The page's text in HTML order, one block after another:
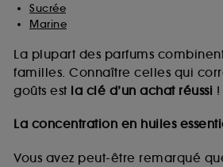
Sucrée
Marine
La plupart des parfums
familles. Connaître celles qui
goûts est la clé d’un achat réussi !
La concentration en huiles
Vous avez peut-être remarqué